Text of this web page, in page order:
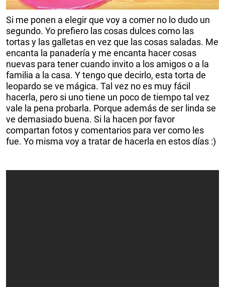
Si me ponen a elegir que voy a comer no lo dudo un
segundo. Yo prefiero las cosas dulces como las
tortas y las galletas en vez que las cosas saladas. Me
encanta la panadería y me encanta hacer cosas
nuevas para tener cuando invito a los amigos o a la
familia a la casa. Y tengo que decirlo, esta torta de
leopardo se ve mágica. Tal vez no es muy fácil
hacerla, pero si uno tiene un poco de tiempo tal vez
vale la pena probarla. Porque además de ser linda se
ve demasiado buena. Si la hacen por favor
compartan fotos y comentarios para ver como les
fue. Yo misma voy a tratar de hacerla en estos días :)